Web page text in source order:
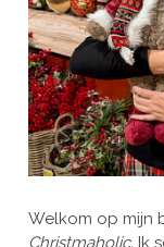
Welkom op mijn
Christmaholic. Ik